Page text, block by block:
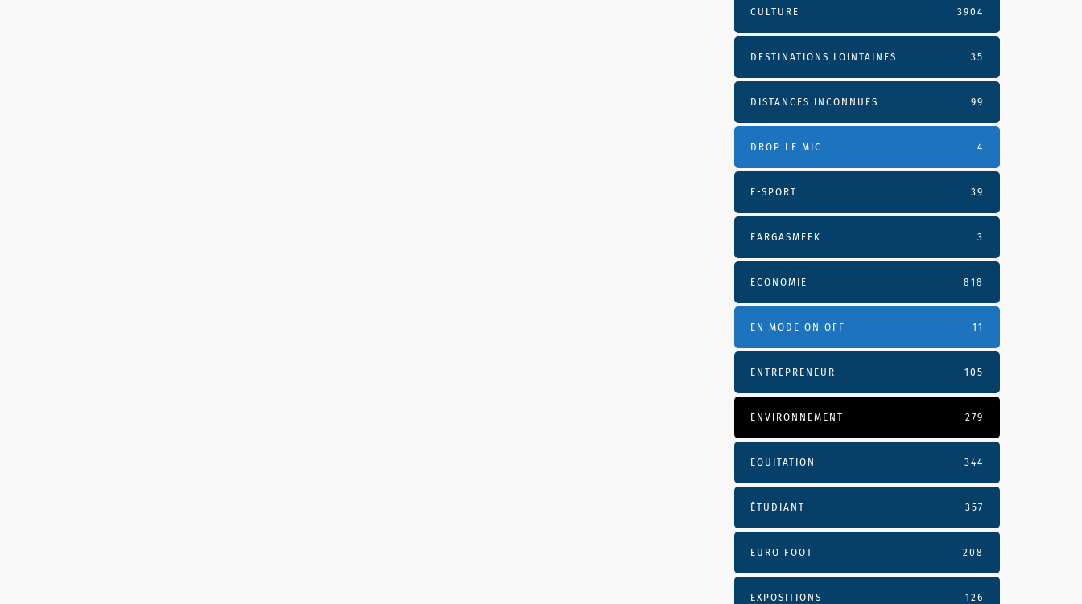
CULTURE 3904
DESTINATIONS LOINTAINES 35
DISTANCES INCONNUES 99
DROP LE MIC 4
E-SPORT 39
EARGASMEEK 3
ECONOMIE 818
EN MODE ON OFF 11
ENTREPRENEUR 105
ENVIRONNEMENT 279
EQUITATION 344
ÉTUDIANT 357
EURO FOOT 208
EXPOSITIONS 126